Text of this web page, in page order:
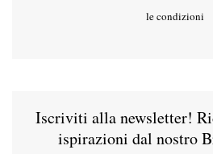
le condizioni
Iscriviti alla newsletter!
ispirazioni dal nostro